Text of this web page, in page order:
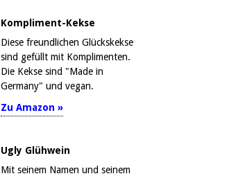
Kompliment-Kekse
Diese freundlichen Glückskekse
sind gefüllt mit Komplimenten.
Die Kekse sind "Made in
Germany" und vegan.
Zu Amazon »
Ugly Glühwein
Mit seinem Namen und seinem